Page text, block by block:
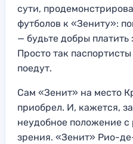
сути,
футболов к «Зениту»:
— будьте добры платить
Просто так
поедут.
Сам «Зенит» на место
приобрел. И, кажется,
неудобное положение с
зрения. «Зенит» Рио-